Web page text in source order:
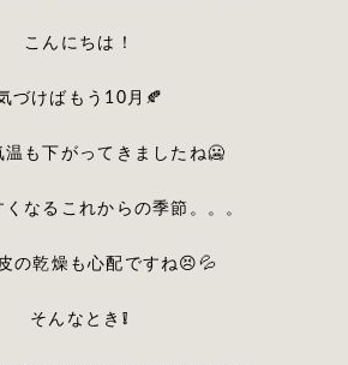
こんにちは！
づけばもう10月🍂
温も下がってきましたね🥶
なるこれからの季節。。。
の乾燥も心配ですね😣💦
そんなとき ❕